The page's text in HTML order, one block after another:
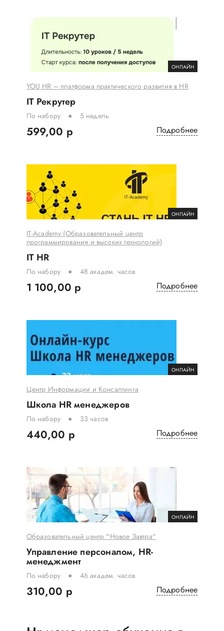
ОНЛАЙН
YOU HR – платформа практического развития в HR
IT Рекрутер
По набору 5 недель
599,00 р Подробнее
ОНЛАЙН
IT-Academy (Образовательный центр
программирования и высоких технологий)
IT HR
По набору 48 академ. часов
1 100,00 р Подробнее
ОНЛАЙН
Центр Информации и Консалтинга
Школа HR менеджеров
По набору 33 часов
440,00 р Подробнее
ОНЛАЙН
Образовательный центр "Новое Завтра"
Управление персоналом, HR-
менеджмент
По набору 46 академ. часов
310,00 р Подробнее